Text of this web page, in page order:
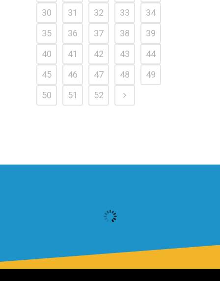
30
31 32 33
34
35
36 37 38
39
40
41 42 43
44
45
46 47 48
49
50
51 52